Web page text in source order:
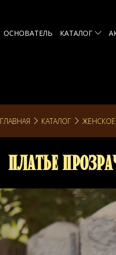
ОСНОВАТЕЛЬ КАТАЛОГ
ГЛАВНАЯ КАТАЛОГ ЖЕНСКОЕ
Платье